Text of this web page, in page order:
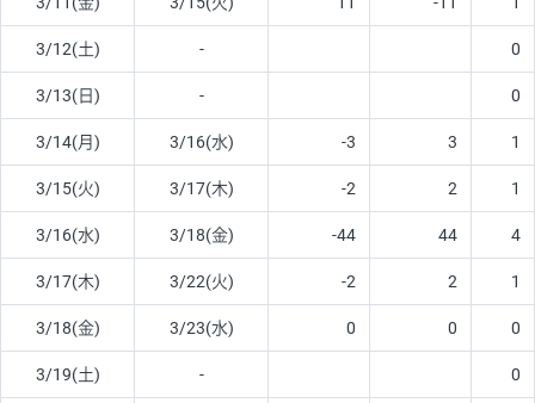
3/12(土) - 0
3/13(日) - 0
3/14(月) 3/16(水) -3 3 1
3/15(火) 3/17(木) -2 2 1
3/16(水) 3/18(金) -44 44 4
3/17(木) 3/22(火) -2 2 1
3/18(金) 3/23(水) 0 0 0
3/19(土) - 0